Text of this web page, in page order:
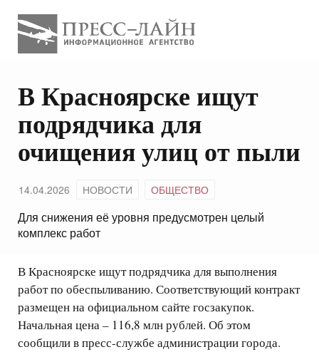
В Красноярске ищут
подрядчика для
очищения улиц от пыли
14.04.2026 НОВОСТИ ОБЩЕСТВО
Для снижения её уровня предусмотрен целый
комплекс работ
В Красноярске ищут подрядчика для выполнения
работ по обеспыливанию. Соответствующий контракт
размещен на официальном сайте госзакупок.
Начальная цена – 116,8 млн рублей. Об этом
сообщили в пресс-службе администрации города.